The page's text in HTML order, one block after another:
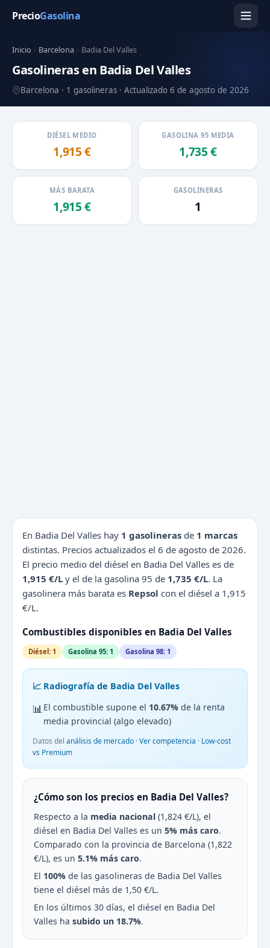
PrecioGasolina
Inicio › Barcelona › Badia Del Valles
Gasolineras en Badia Del Valles
Barcelona · 1 gasolineras · Actualizado 6 de agosto de 2026
DIÉSEL MEDIO
1,915 €
GASOLINA 95 MEDIA
1,735 €
MÁS BARATA
1,915 €
GASOLINERAS
1
En Badia Del Valles hay 1 gasolineras de 1 marcas
distintas. Precios actualizados el 6 de agosto de 2026.
El precio medio del diésel en Badia Del Valles es de
1,915 €/L y el de la gasolina 95 de 1,735 €/L. La
gasolinera más barata es Repsol con el diésel a 1,915
€/L.
Combustibles disponibles en Badia Del Valles
Diésel: 1 Gasolina 95: 1 Gasolina 98: 1
📈 Radiografía de Badia Del Valles
📊El combustible supone el 10.67% de la renta
media provincial (algo elevado)
Datos del análisis de mercado ·Ver competencia · Low-cost
vs Premium
¿Cómo son los precios en Badia Del Valles?
Respecto a la media nacional (1,824 €/L), el
diésel en Badia Del Valles es un 5% más caro.
Comparado con la provincia de Barcelona (1,822
€/L), es un 5.1% más caro.
El 100% de las gasolineras de Badia Del Valles
tiene el diésel más de 1,50 €/L.
En los últimos 30 días, el diésel en Badia Del
Valles ha subido un 18.7%.